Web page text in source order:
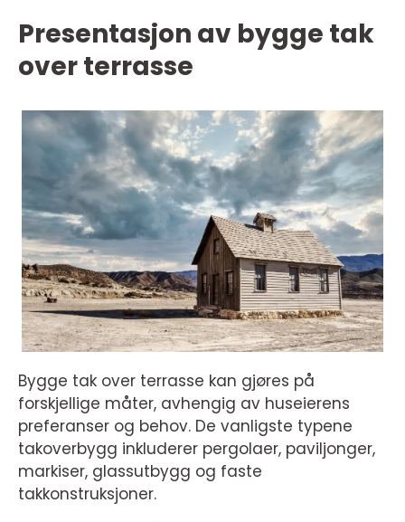
Presentasjon av bygge tak
over terrasse
Bygge tak over terrasse kan gjøres på
forskjellige måter, avhengig av huseierens
preferanser og behov. De vanligste typene
takoverbygg inkluderer pergolaer, paviljonger,
markiser, glassutbygg og faste
takkonstruksjoner.